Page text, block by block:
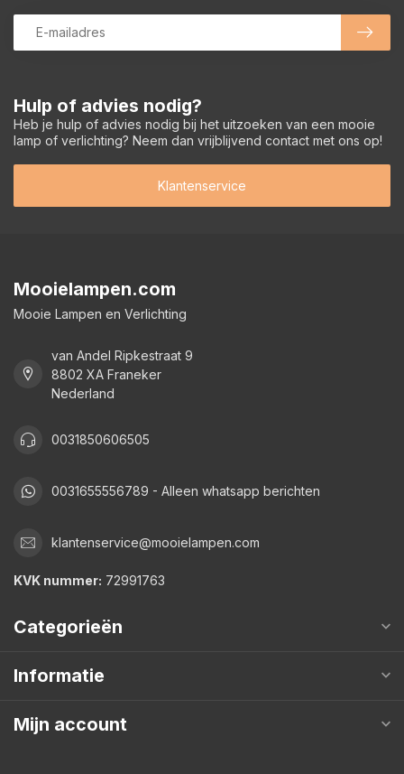
Hulp of advies nodig?
Heb je hulp of advies nodig bij het uitzoeken van een mooie
lamp of verlichting? Neem dan vrijblijvend contact met ons op!
Klantenservice
Mooielampen.com
Mooie Lampen en Verlichting
van Andel Ripkestraat 9
8802 XA Franeker
Nederland
0031850606505
0031655556789 - Alleen whatsapp berichten
klantenservice@mooielampen.com
KVK nummer: 72991763
Categorieën
Informatie
Mijn account